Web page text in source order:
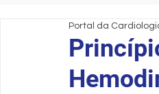
Portal da